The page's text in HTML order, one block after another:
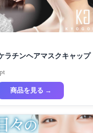
ラチンヘアマスクキャップ
商品を見る →